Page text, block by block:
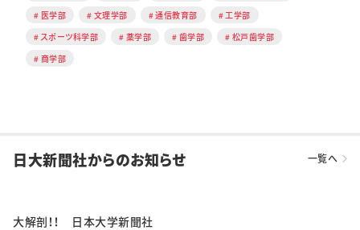
医学部
文理学部 通信教育部
工学部
スポーツ科学部
薬学部 歯学部
松戸歯学部
商学部
日大新聞社からのお知らせ 一覧へ
大解剖！！ 日本大学新聞社